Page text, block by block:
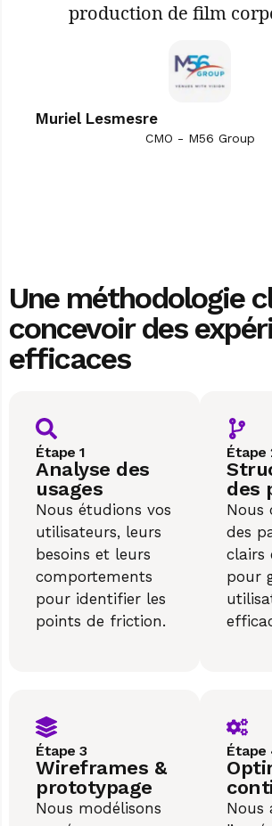
production de film
Muriel Lesmesre
CMO - M56 Group
Une méthodologie
concevoir des
efficaces
Étape 1
Analyse des
usages
Nous étudions vos
utilisateurs, leurs
besoins et leurs
comportements
pour identifier les
points de friction.
Étape
des
Nous
des
clairs
pour
Étape 3
Wireframes &
prototypage
Nous modélisons
Étape
Nous